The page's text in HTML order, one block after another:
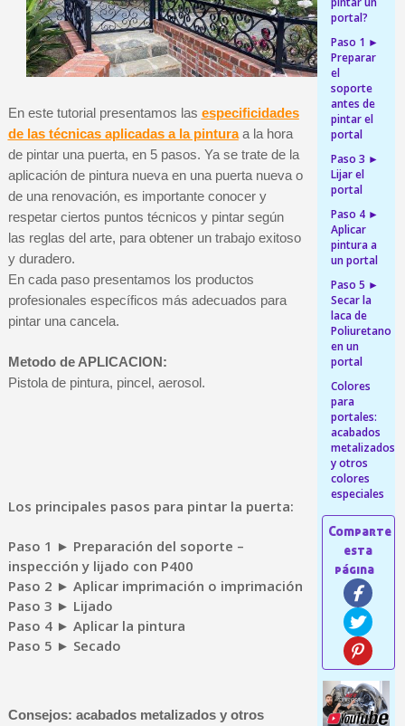
5 € de descuento
Cupón de 10 € por
Suscríbete al
Entrega en un
Paga en 4 plazos sin
Obtenga su presupuesto
Comparte tus
Gana puntos de
Devuelve los
5 € de descuento
Cupón de 10 € por
Suscríbete al
Suscríbete al
Entrega en un
Paga en 4 plazos sin
Obtenga su presupuesto
Comparte tus
En este tutorial presentamos las especificidades
de las técnicas aplicadas a la pinturaa la hora
de pintar una puerta, en 5 pasos. Ya se trate de la
aplicación de pintura nueva en una puerta nueva o
de una renovación, es importante conocer y
respetar ciertos puntos técnicos y pintar según
las reglas del arte, para obtener un trabajo exitoso
y duradero.
En cada paso presentamos los productos
profesionales específicos más adecuados para
pintar una cancela.
Metodo de APLICACION:
Pistola de pintura, pincel, aerosol.
Los principales pasos para pintar la puerta:
Paso 1 ► Preparación del soporte –
inspección y lijado con P400
Paso 2 ► Aplicar imprimación o imprimación
Paso 3 ► Lijado
Paso 4 ► Aplicar la pintura
Paso 5 ► Secado
Consejos: acabados metalizados y otros
portal?
Paso 1 ►
Preparar
el
soporte
antes de
pintar el
portal
Paso 3 ►
Lijar el
portal
Paso 4 ►
Aplicar
pintura a
un portal
Paso 5 ►
Secar la
laca de
Poliuretano
en un
portal
Colores
para
portales:
acabados
metalizados
y otros
colores
especiales